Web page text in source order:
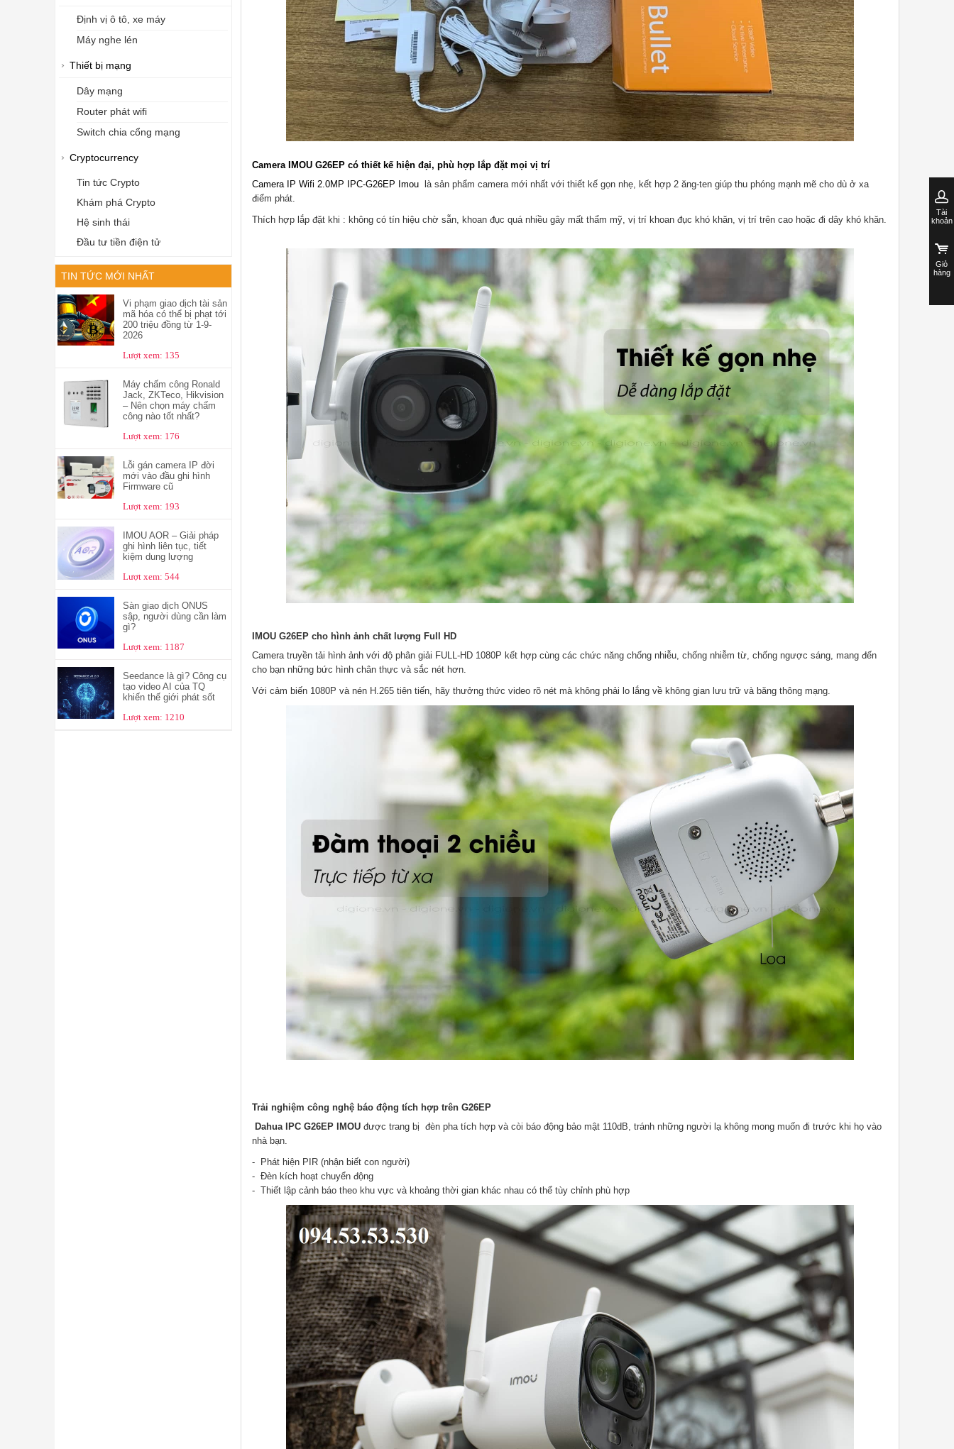
Định vị ô tô, xe máy
Máy nghe lén
Thiết bị mạng
Dây mạng
Router phát wifi
Switch chia cổng mạng
Cryptocurrency
Tin tức Crypto
Khám phá Crypto
Hệ sinh thái
Đầu tư tiền điện tử
TIN TỨC MỚI NHẤT
Vi phạm giao dịch tài sản
mã hóa có thể bị phạt tới
200 triệu đồng từ 1-9-
2026
Lượt xem: 135
Máy chấm công Ronald
Jack, ZKTeco, Hikvision
– Nên chọn máy chấm
công nào tốt nhất?
Lượt xem: 176
Lỗi gán camera IP đời
mới vào đầu ghi hình
Firmware cũ
Lượt xem: 193
IMOU AOR – Giải pháp
ghi hình liên tục, tiết
kiệm dung lượng
Lượt xem: 544
Sàn giao dịch ONUS
sập, người dùng cần làm
gì?
Lượt xem: 1187
Seedance là gì? Công cụ
tạo video AI của TQ
khiến thế giới phát sốt
Lượt xem: 1210
Camera IMOU G26EP có thiết kế hiện đại, phù hợp lắp đặt mọi vị trí
Camera IP Wifi 2.0MP IPC-G26EP Imou
là sản phẩm camera mới nhất với thiết kế gọn nhẹ, kết hợp 2 ăng-ten giúp thu phóng mạnh mẽ cho dù ở xa
điểm phát.
Thích hợp lắp đặt khi : không có tín hiệu chờ sẵn, khoan đục quá nhiều gây mất thẩm mỹ, vị trí khoan đục khó khăn, vị trí trên cao hoặc đi dây khó khăn.
IMOU G26EP cho hình ảnh chất lượng Full HD
Camera truyền tải hình ảnh với độ phân giải FULL-HD 1080P kết hợp cùng các chức năng chống nhiễu, chống nhiễm từ, chống ngược sáng, mang đến
cho bạn những bức hình chân thực và sắc nét hơn.
Với cảm biến 1080P và nén H.265 tiên tiến, hãy thưởng thức video rõ nét mà không phải lo lắng về không gian lưu trữ và băng thông mạng.
Trải nghiệm công nghệ báo động tích hợp trên G26EP
Dahua IPC G26EP IMOUđược trang bị đèn pha tích hợp và còi báo động bảo mật 110dB, tránh những người lạ không mong muốn đi trước khi họ vào
nhà bạn.
- Phát hiện PIR (nhận biết con người)
- Đèn kích hoạt chuyển động
- Thiết lập cảnh báo theo khu vực và khoảng thời gian khác nhau có thể tùy chỉnh phù hợp
Tài
khoản
Giỏ
hàng